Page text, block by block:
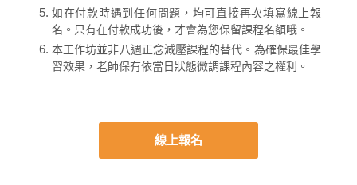
如在付款時遇到任何問題，均可直接再次填寫線上報
名。只有在付款成功後，才會為您保留課程名額哦。
本工作坊並非八週正念減壓課程的替代。為確保最佳學
習效果，老師保有依當日狀態微調課程內容之權利。
線上報名